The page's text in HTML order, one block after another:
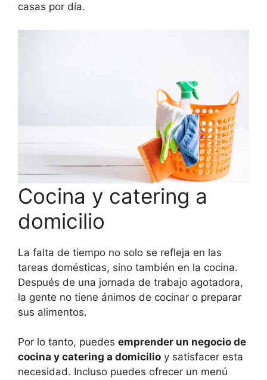
casas por día.
Cocina y catering a
domicilio
La falta de tiempo no solo se refleja en las
tareas domésticas, sino también en la cocina.
Después de una jornada de trabajo agotadora,
la gente no tiene ánimos de cocinar o preparar
sus alimentos.
Por lo tanto, puedes emprender un negocio de
cocina y catering a domicilio y satisfacer esta
necesidad. Incluso puedes ofrecer un menú